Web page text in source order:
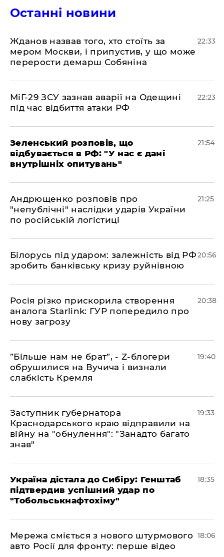
Останні новини
​Жданов назвав того, хто стоїть за
мером Москви, і припустив, у що може
перерости демарш Собяніна
22:33
​МіГ-29 ЗСУ зазнав аварії на Одещині
під час відбиття атаки РФ
22:23
​Зеленський розповів, що
відбувається в РФ: "У нас є дані
внутрішніх опитувань"
21:54
​Андрющенко розповів про
"непублічні" наслідки ударів України
по російській логістиці
21:25
​Білорусь під ударом: залежність від РФ
зробить банківську кризу руйнівною
20:56
​Росія різко прискорила створення
аналога Starlink: ГУР попередило про
нову загрозу
20:38
​”Більше нам не брат”, - Z-блогери
обрушилися на Вучича і визнали
слабкість Кремля
19:40
​Заступник губернатора
Краснодарського краю відправили на
війну на "обнулення": "Занадто багато
знав"
19:33
​Україна дістала до Сибіру: Генштаб
підтвердив успішний удар по
"Тобольськнафтохіму"
18:35
​Мережа сміється з нового штурмового
авто Росії для фронту: перше відео
18:06